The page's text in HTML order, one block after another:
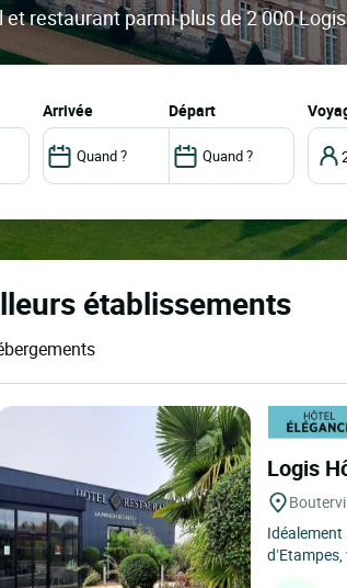
et restaurant parmi plus de 2 000
arrivée départ
établissements
Logis
Idéalement